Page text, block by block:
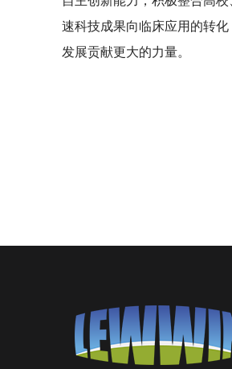
速科技成果向临床应用的转
发展贡献更大的力量。